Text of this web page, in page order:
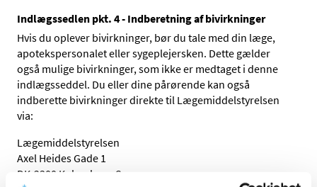
Indlægssedlen pkt. 4 - Indberetning af bivirkninger
Hvis du oplever bivirkninger, bør du tale med din læge,
apotekspersonalet eller sygeplejersken. Dette gælder
også mulige bivirkninger, som ikke er medtaget i denne
indlægsseddel. Du eller dine pårørende kan også
indberette bivirkninger direkte til Lægemiddelstyrelsen
via:
Lægemiddelstyrelsen
Axel Heides Gade 1
DK-2300 København S